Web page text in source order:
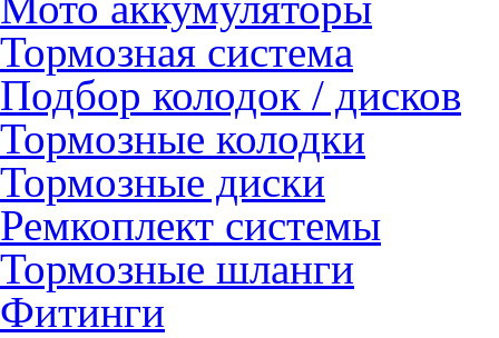
Тормозная система
Подбор колодок / дисков
Тормозные колодки
Тормозные диски
Ремкоплект системы
Тормозные шланги
Фитинги